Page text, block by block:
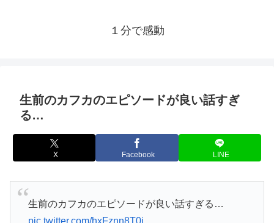
１分で感動
生前のカフカのエピソードが良い話すぎ
る…
X Facebook LINE
生前のカフカのエピソードが良い話すぎる…
pic.twitter.com/hxFznn8T0j